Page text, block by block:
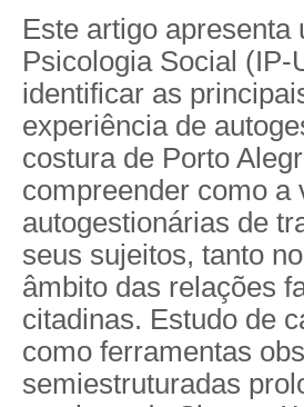
Este artigo
Psicologia Social (IP-
identificar as
experiência de
costura de Porto
compreender como a
autogestionárias de
seus sujeitos, tanto
âmbito das relações
citadinas. Estudo de
como ferramentas
semiestruturadas